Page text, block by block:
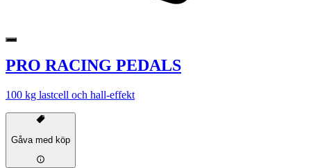
PRO RACING PEDALS
100 kg lastcell och hall-effekt
Gåva med köp